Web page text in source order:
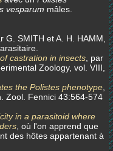
vesparum mâles.
G. SMITH et A. H. HAMM,
castration in insects , par
Zoology, vol. VIII,
the Polistes phenotype
Zool. Fennici 43:564-574
in a parasitoid where
, où l'on apprend que
des hôtes appartenant à